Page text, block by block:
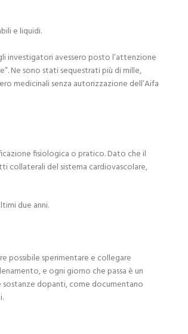
e liquidi.
investigatori avessero posto l’attenzione
Ne sono stati sequestrati più di mille,
medicinali senza autorizzazione dell’Aifa
fisiologica o pratico. Dato che il
collaterali del sistema cardiovascolare,
due anni.
possibile sperimentare e collegare
e ogni giorno che passa è un
sostanze dopanti, come documentano